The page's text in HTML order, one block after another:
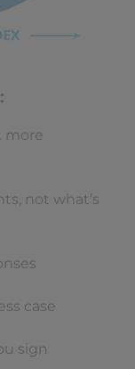
more
not what’s
case
sign